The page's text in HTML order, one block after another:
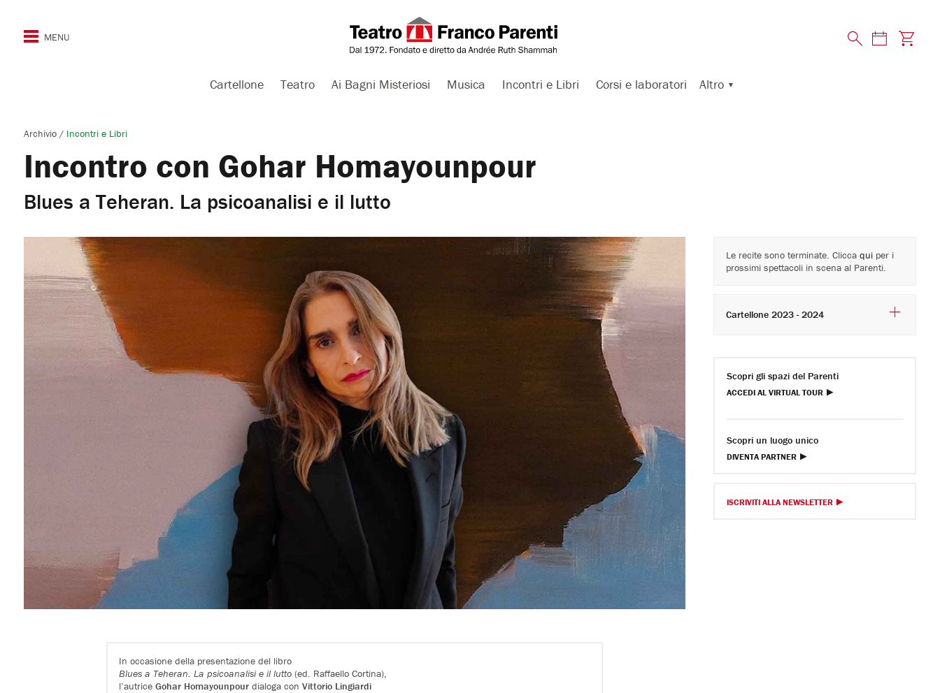
Cartellone Teatro Ai Bagni Misteriosi Musica Incontri e Libri Corsi e laboratori Altro
Archivio / Incontri e Libri
Incontro con Gohar Homayounpour
Blues a Teheran. La psicoanalisi e il lutto
In occasione della presentazione del libro
Blues a Teheran. La psicoanalisi e il lutto (ed. Raffaello Cortina),
l’autriceGohar Homayounpour dialoga conVittorio Lingiardi
Le recite sono terminate. Clicca quiper i
prossimi spettacoli in scena al Parenti.
Cartellone 2023 - 2024
Scopri gli spazi del Parenti
ACCEDI AL VIRTUAL TOUR
Scopri un luogo unico
DIVENTA PARTNER
ISCRIVITI ALLA NEWSLETTER